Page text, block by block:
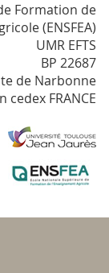
Formation de
(ENSFEA)
UMR EFTS
BP 22687
de Narbonne
cedex FRANCE